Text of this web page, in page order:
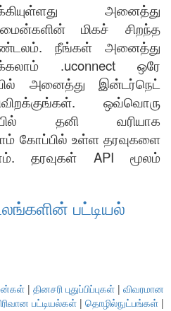
அனைத்து
மிகச் சிறந்த
நீங்கள் அனைத்து
.uconnect ஒரே
அனைத்து இன்டர்நெட்
ஒவ்வொரு
தனி வரியாக
கோப்பில் உள்ள தரவுகளை
தரவுகள் API மூலம்
பட்டியல்
| தினசரி புதுப்பிப்புகள் | விவரமான
பட்டியல்கள் | தொழில்நுட்பங்கள் |